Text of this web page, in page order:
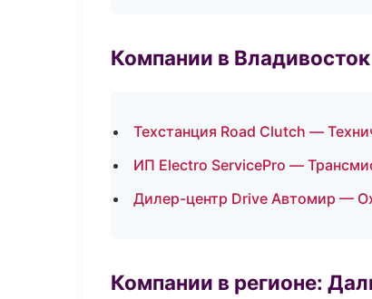
Компании в Владивосток
Техстанция Road Clutch —
ИП Electro ServicePro —
Дилер-центр Drive Автомир —
Компании в регионе: